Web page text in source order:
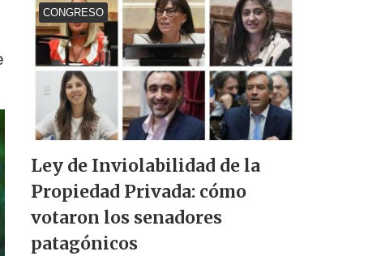
CONGRESO
Ley de Inviolabilidad de la
Propiedad Privada: cómo
votaron los senadores
patagónicos